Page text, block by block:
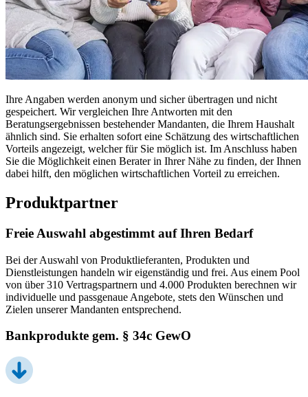
Ihre Angaben werden anonym und sicher übertragen und nicht
gespeichert. Wir vergleichen Ihre Antworten mit den
Beratungsergebnissen bestehender Mandanten, die Ihrem Haushalt
ähnlich sind. Sie erhalten sofort eine Schätzung des wirtschaftlichen
Vorteils angezeigt, welcher für Sie möglich ist. Im Anschluss haben
Sie die Möglichkeit einen Berater in Ihrer Nähe zu finden, der Ihnen
dabei hilft, den möglichen wirtschaftlichen Vorteil zu erreichen.
Produktpartner
Freie Auswahl abgestimmt auf Ihren Bedarf
Bei der Auswahl von Produktlieferanten, Produkten und
Dienstleistungen handeln wir eigenständig und frei. Aus einem Pool
von über 310 Vertragspartnern und 4.000 Produkten berechnen wir
individuelle und passgenaue Angebote, stets den Wünschen und
Zielen unserer Mandanten entsprechend.
Bankprodukte gem. § 34c GewO